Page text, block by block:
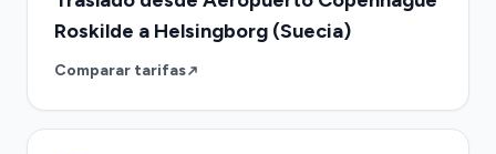
Roskilde a Helsingborg (Suecia)
Comparar tarifas